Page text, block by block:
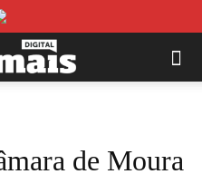
de Moura